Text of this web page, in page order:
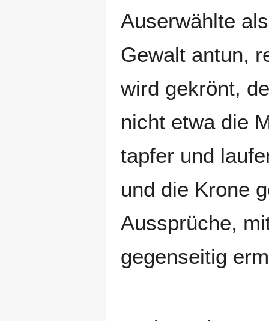
Auserwählte
Gewalt antun,
wird gekrönt,
nicht etwa die
tapfer und
und die Krone
Aussprüche,
gegenseitig